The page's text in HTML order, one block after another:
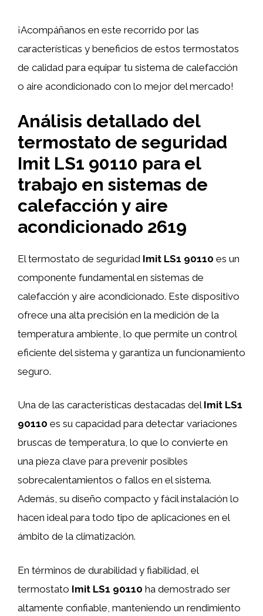
¡Acompáñanos en este recorrido por las
características y beneficios de estos termostatos
de calidad para equipar tu sistema de calefacción
o aire acondicionado con lo mejor del mercado!
Análisis detallado del
termostato de seguridad
Imit LS1 90110 para el
trabajo en sistemas de
calefacción y aire
acondicionado 2619
El termostato de seguridad Imit LS1 90110 es un
componente fundamental en sistemas de
calefacción y aire acondicionado. Este dispositivo
ofrece una alta precisión en la medición de la
temperatura ambiente, lo que permite un control
eficiente del sistema y garantiza un funcionamiento
seguro.
Una de las características destacadas del Imit LS1
90110 es su capacidad para detectar variaciones
bruscas de temperatura, lo que lo convierte en
una pieza clave para prevenir posibles
sobrecalentamientos o fallos en el sistema.
Además, su diseño compacto y fácil instalación lo
hacen ideal para todo tipo de aplicaciones en el
ámbito de la climatización.
En términos de durabilidad y fiabilidad, el
termostato Imit LS1 90110 ha demostrado ser
altamente confiable, manteniendo un rendimiento